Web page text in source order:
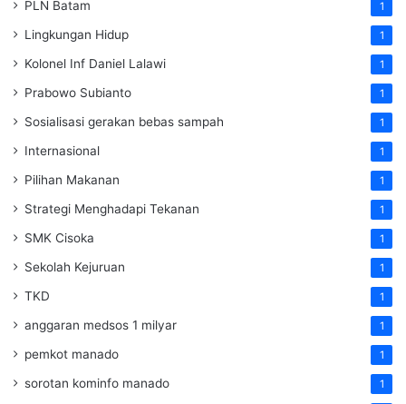
PLN Batam 1
Lingkungan Hidup 1
Kolonel Inf Daniel Lalawi 1
Prabowo Subianto 1
Sosialisasi gerakan bebas sampah 1
Internasional 1
Pilihan Makanan 1
Strategi Menghadapi Tekanan 1
SMK Cisoka 1
Sekolah Kejuruan 1
TKD 1
anggaran medsos 1 milyar 1
pemkot manado 1
sorotan kominfo manado 1